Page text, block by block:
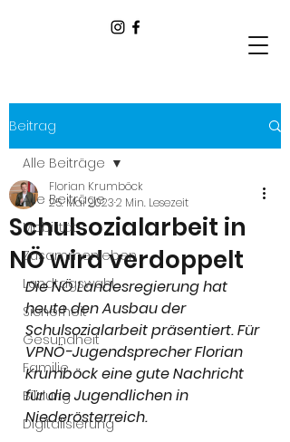
Beitrag
Alle Beiträge
Mobilität
Zusammenleben
Landtagswahl
Sicherheit
Gesundheit
Familie
Bildung
Digitalisierung
Alle Beiträge
Schulsozialarbeit in
NÖ wird verdoppelt
Florian Krumböck
25. Mai 20232 Min. Lesezeit
Die NÖ Landesregierung hat
heute den Ausbau der
Schulsozialarbeit präsentiert. Für
VPNÖ-Jugendsprecher Florian
Krumböck eine gute Nachricht
für die Jugendlichen in
Niederösterreich.